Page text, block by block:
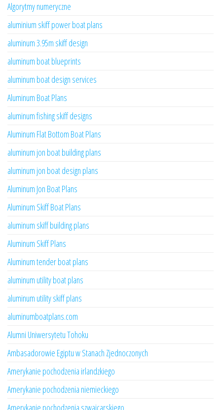
Algorytmy numeryczne
aluminium skiff power boat plans
aluminum 3.95m skiff design
aluminum boat blueprints
aluminum boat design services
Aluminum Boat Plans
aluminum fishing skiff designs
Aluminum Flat Bottom Boat Plans
aluminum jon boat building plans
aluminum jon boat design plans
Aluminum Jon Boat Plans
Aluminum Skiff Boat Plans
aluminum skiff building plans
Aluminum Skiff Plans
Aluminum tender boat plans
aluminum utility boat plans
aluminum utility skiff plans
aluminumboatplans.com
Alumni Uniwersytetu Tohoku
Ambasadorowie Egiptu w Stanach Zjednoczonych
Amerykanie pochodzenia irlandzkiego
Amerykanie pochodzenia niemieckiego
Amerykanie pochodzenia szwajcarskiego